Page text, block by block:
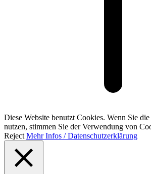
Diese Website benutzt Cookies. Wenn Sie
nutzen, stimmen Sie der Verwendung von
Reject Mehr Infos / Datenschutzerklärung